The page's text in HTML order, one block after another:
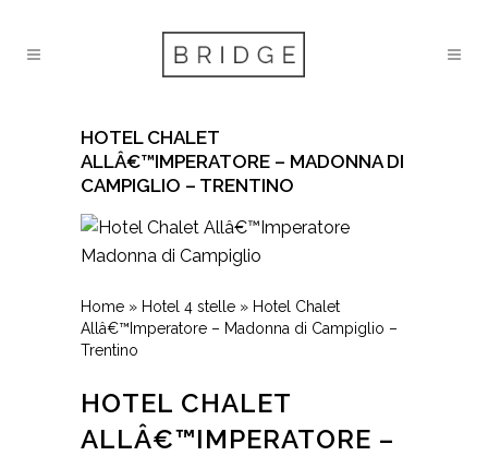
HOTEL CHALET
ALLÂ€™IMPERATORE – MADONNA DI
CAMPIGLIO – TRENTINO
Home » Hotel 4 stelle » Hotel Chalet
Allâ€™Imperatore – Madonna di Campiglio –
Trentino
HOTEL CHALET
ALLÂ€™IMPERATORE –